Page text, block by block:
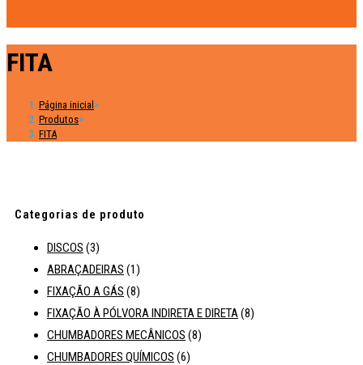
FITA
Página inicial >
Produtos>
FITA
Categorias de produto
DISCOS (3)
ABRAÇADEIRAS (1)
FIXAÇÃO A GÁS (8)
FIXAÇÃO À PÓLVORA INDIRETA E DIRETA(8)
CHUMBADORES MECÂNICOS (8)
CHUMBADORES QUÍMICOS (6)